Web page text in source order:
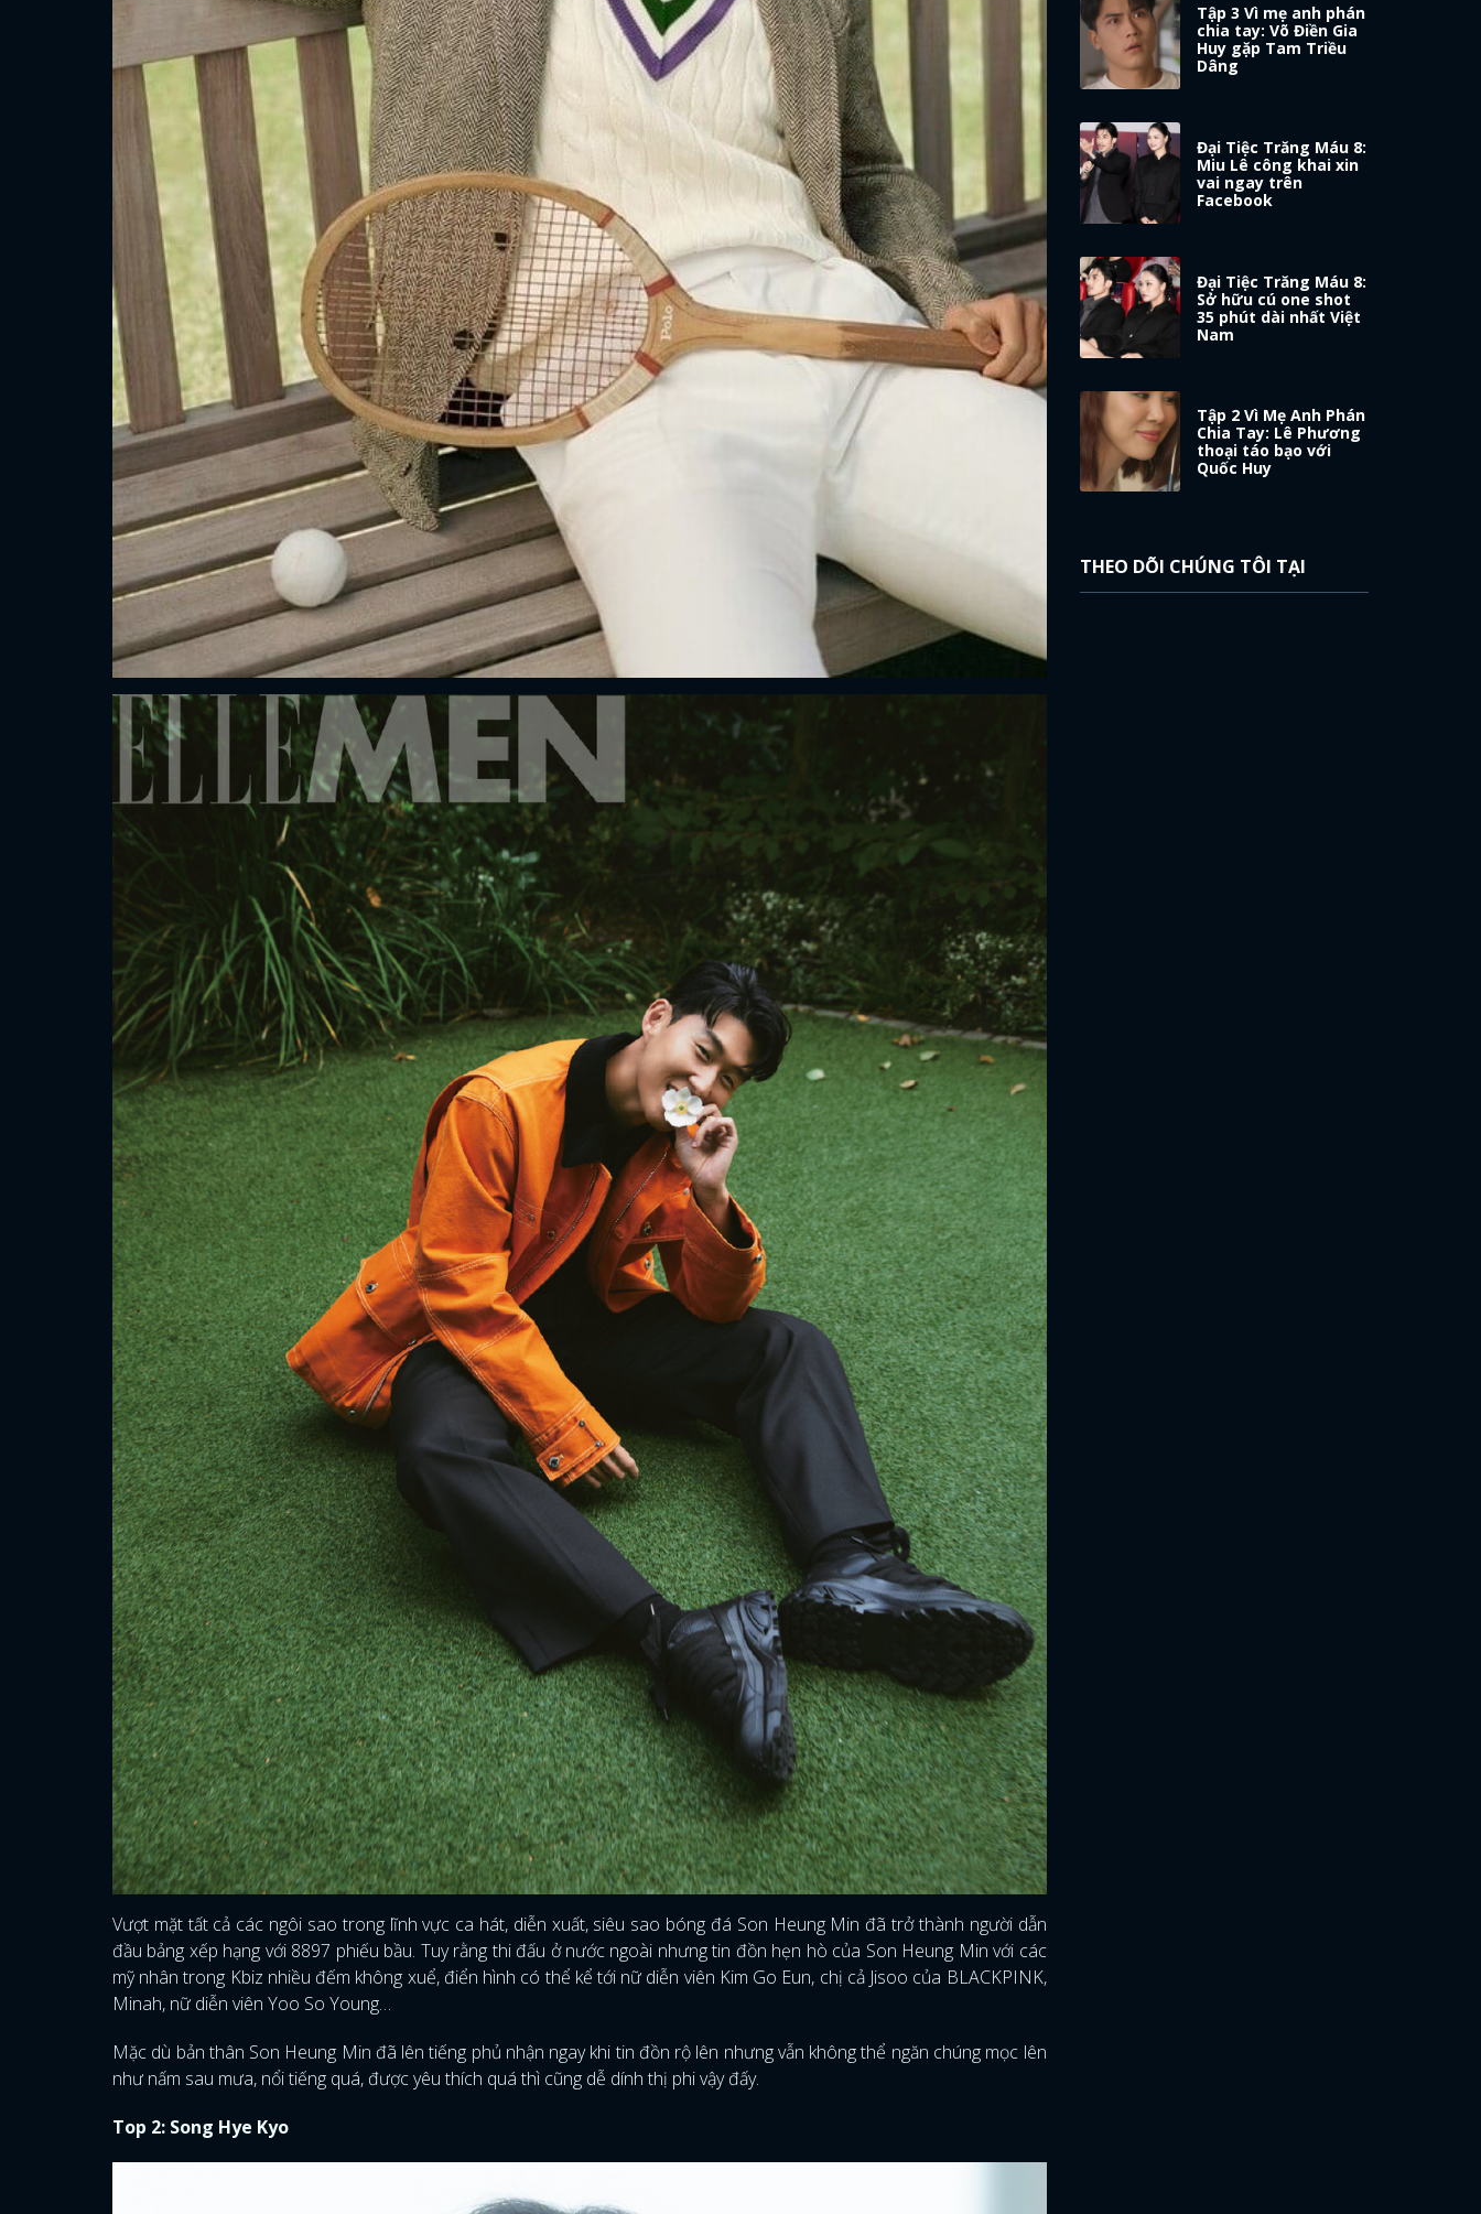
ĐĂNG NHẬP
FACEBOOK
Vượt mặt tất cả các ngôi sao trong lĩnh vực ca hát, diễn xuất, siêu sao bóng đá Son Heung Min đã trở thành người dẫn
đầu bảng xếp hạng với 8897 phiếu bầu. Tuy rằng thi đấu ở nước ngoài nhưng tin đồn hẹn hò của Son Heung Min với các
mỹ nhân trong Kbiz nhiều đếm không xuể, điển hình có thể kể tới nữ diễn viên Kim Go Eun, chị cả Jisoo của BLACKPINK,
Minah, nữ diễn viên Yoo So Young…
Mặc dù bản thân Son Heung Min đã lên tiếng phủ nhận ngay khi tin đồn rộ lên nhưng vẫn không thể ngăn chúng mọc lên
như nấm sau mưa, nổi tiếng quá, được yêu thích quá thì cũng dễ dính thị phi vậy đấy.
Top 2: Song Hye Kyo
Tập 3 Vì mẹ anh phán
chia tay: Võ Điền Gia
Huy gặp Tam Triều
Dâng
Đại Tiệc Trăng Máu 8:
Miu Lê công khai xin
vai ngay trên
Facebook
Đại Tiệc Trăng Máu 8:
Sở hữu cú one shot
35 phút dài nhất Việt
Nam
Tập 2 Vì Mẹ Anh Phán
Chia Tay: Lê Phương
thoại táo bạo với
Quốc Huy
THEO DÕI CHÚNG TÔI TẠI